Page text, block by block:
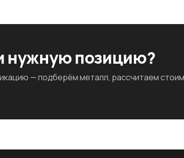
нужную позицию?
— подберём металл, рассчитаем